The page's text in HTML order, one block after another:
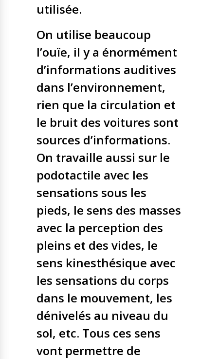
utilisée.
On utilise beaucoup
l’ouïe, il y a énormément
d’informations auditives
dans l’environnement,
rien que la circulation et
le bruit des voitures sont
sources d’informations.
On travaille aussi sur le
podotactile avec les
sensations sous les
pieds, le sens des masses
avec la perception des
pleins et des vides, le
sens kinesthésique avec
les sensations du corps
dans le mouvement, les
dénivelés au niveau du
sol, etc. Tous ces sens
vont permettre de